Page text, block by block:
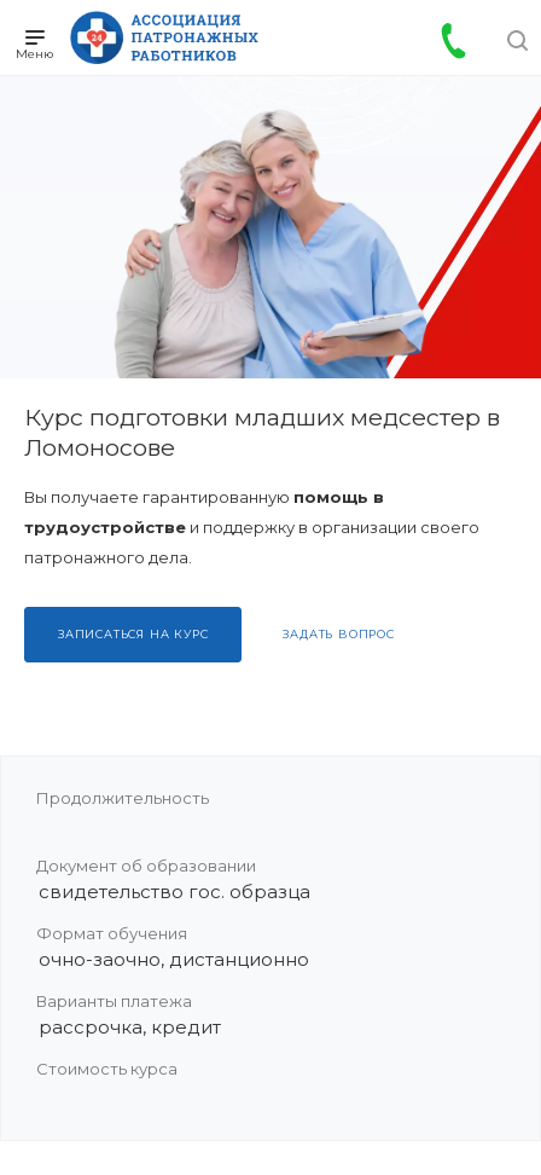
Курс подготовки младших медсестер в
Ломоносове
Вы получаете гарантированную помощь в
трудоустройстве и поддержку в организации своего
патронажного дела.
ЗАПИСАТЬСЯ НА КУРС ЗАДАТЬ ВОПРОС
Продолжительность
Документ об образовании
свидетельство гос. образца
Формат обучения
очно-заочно, дистанционно
Варианты платежа
рассрочка, кредит
Стоимость курса